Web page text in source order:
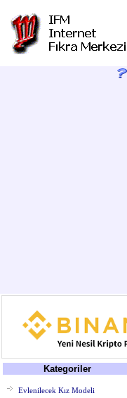
Kategoriler
Evlenilecek Kız Modeli